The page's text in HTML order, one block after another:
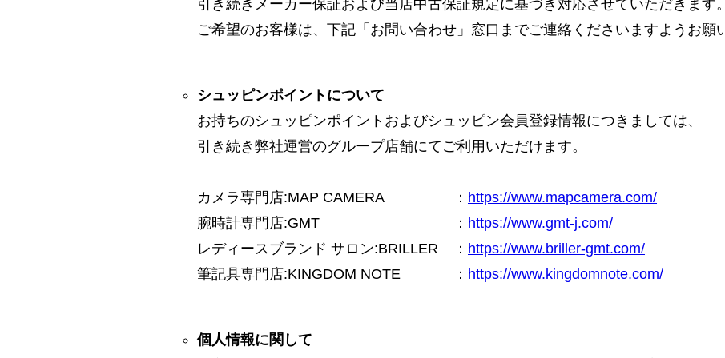
引き続きメーカー保証および当店中古保証規定に基づき対応させていただきます。
ご希望のお客様は、下記「お問い合わせ」窓口までご連絡くださいますようお願
シュッピンポイントについて
お持ちのシュッピンポイントおよびシュッピン会員登録情報につきましては、
引き続き弊社運営のグループ店舗にてご利用いただけます。
カメラ専門店:MAP CAMERA ： https://www.mapcamera.com/
腕時計専門店:GMT
： https://www.gmt-j.com/
レディースブランド サロン:BRILLER
： https://www.briller-gmt.com/
筆記具専門店:KINGDOM NOTE
： https://www.kingdomnote.com/
個人情報に関して